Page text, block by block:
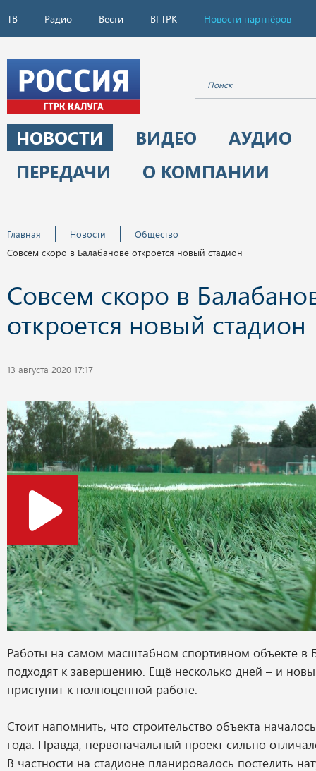
ТВ Радио Вести ВГТРК Новости партнёров
НОВОСТИ ВИДЕО
АУДИО
ПЕРЕДАЧИ
О КОМПАНИИ
Главная Новости
Общество
Совсем скоро в Балабанове откроется новый стадион
Совсем скоро в
откроется новый стадион
13 августа 2020 17:17
Работы на самом масштабном спортивном объекте в
подходят к завершению. Ещё несколько дней – и
приступит к полноценной работе.
Стоит напомнить, что строительство объекта
года. Правда, первоначальный проект сильно
В частности на стадионе планировалось постелить